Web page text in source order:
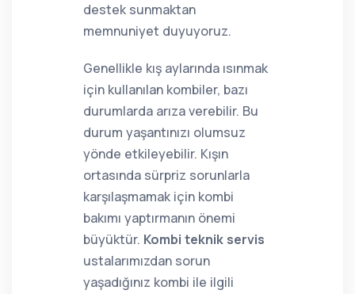
destek sunmaktan
memnuniyet duyuyoruz.
Genellikle kış aylarında ısınmak
için kullanılan kombiler, bazı
durumlarda arıza verebilir. Bu
durum yaşantınızı olumsuz
yönde etkileyebilir. Kışın
ortasında sürpriz sorunlarla
karşılaşmamak için kombi
bakımı yaptırmanın önemi
büyüktür. Kombi teknik servis
ustalarımızdan sorun
yaşadığınız kombi ile ilgili